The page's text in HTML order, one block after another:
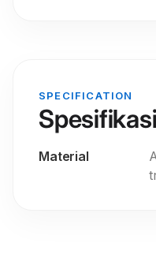
SPECIFICATION
Spesifikasi
Material